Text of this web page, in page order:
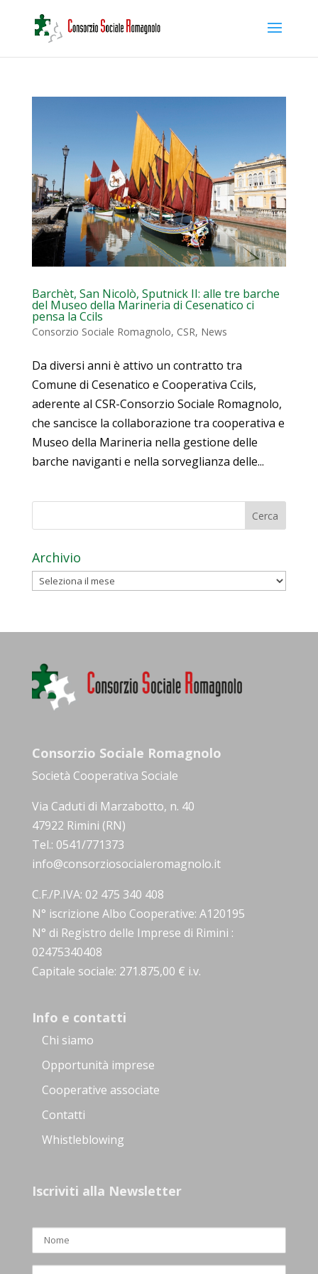
Barchèt, San Nicolò, Sputnick II: alle tre barche
del Museo della Marineria di Cesenatico ci
pensa la Ccils
Consorzio Sociale Romagnolo, CSR, News
Da diversi anni è attivo un contratto tra
Comune di Cesenatico e Cooperativa Ccils,
aderente al CSR-Consorzio Sociale Romagnolo,
che sancisce la collaborazione tra cooperativa e
Museo della Marineria nella gestione delle
barche naviganti e nella sorveglianza delle...
Archivio
Archivio
Consorzio Sociale Romagnolo
Società Cooperativa Sociale
Via Caduti di Marzabotto, n. 40
47922 Rimini (RN)
Tel.: 0541/771373
info@consorziosocialeromagnolo.it
C.F./P.IVA: 02 475 340 408
N° iscrizione Albo Cooperative: A120195
N° di Registro delle Imprese di Rimini :
02475340408
Capitale sociale: 271.875,00 € i.v.
Info e contatti
Chi siamo
Opportunità imprese
Cooperative associate
Contatti
Whistleblowing
Iscriviti alla Newsletter